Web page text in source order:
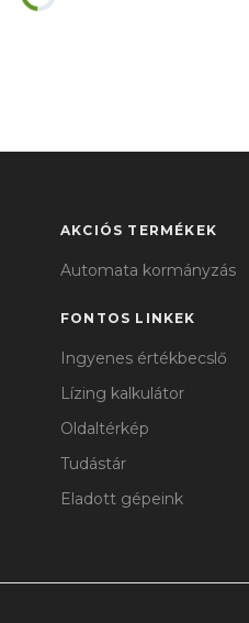
AKCIÓS TERMÉKEK
Automata kormányzás
FONTOS LINKEK
Ingyenes értékbecslő
Lízing kalkulátor
Oldaltérkép
Tudástár
Eladott gépeink